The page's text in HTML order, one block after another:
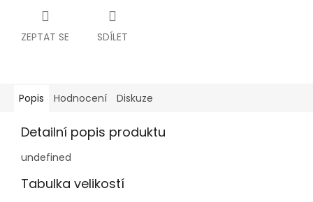
ZEPTAT SE SDÍLET
Popis Hodnocení Diskuze
Detailní popis produktu
undefined
Tabulka velikostí